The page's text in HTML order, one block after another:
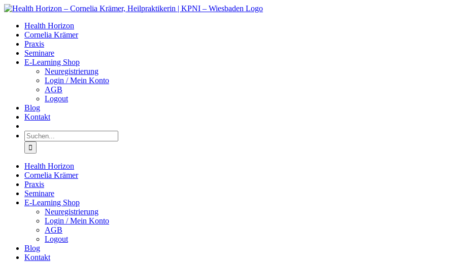
Zum
springen
Facebook
LinkedIn
Instagram
Health Horizon
Cornelia Krämer
Praxis
Seminare
E-Learning Shop
Neuregistrierung
Login / Mein Konto
AGB
Logout
Blog
Kontakt
Suche
nach:
Health Horizon
Cornelia Krämer
Praxis
Seminare
E-Learning Shop
Neuregistrierung
Login / Mein Konto
AGB
Logout
Blog
Kontakt